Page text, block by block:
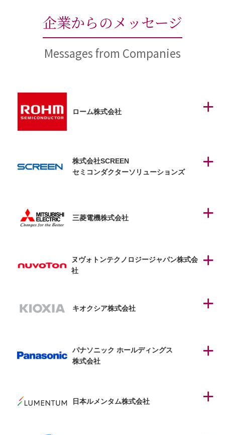
企業からのメッセージ
Messages from Companies
ローム株式会社
株式会社SCREEN
セミコンダクターソリューションズ
三菱電機株式会社
ヌヴォトンテクノロジージャパン株式会
社
キオクシア株式会社
パナソニック ホールディングス
株式会社
日本ルメンタム株式会社